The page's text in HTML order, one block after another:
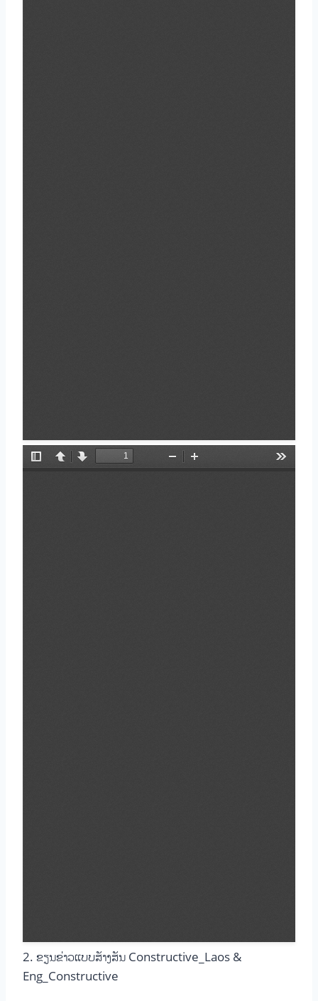
2. ຂຽນຂ່າວແບບສັາງສັນ Constructive_Laos &
Eng_Constructive